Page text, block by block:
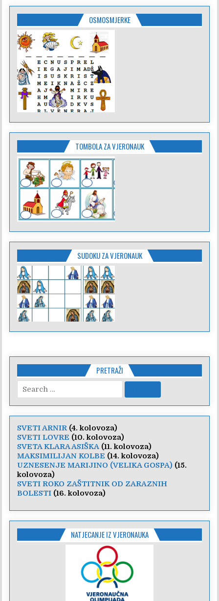
OSMOSMJERKE
TOMBOLA ZA VJERONAUK
SUDOKU ZA VJERONAUK
PRETRAŽI
Search
for:
SVETI ARNIR (4. kolovoza)
SVETI LOVRE (10. kolovoza)
SVETA KLARA ASIŠKA (11. kolovoza)
MAKSIMILIJAN KOLBE (14. kolovoza)
UZNESENJE MARIJINO (VELIKA GOSPA) (15.
kolovoza)
SVETI ROKO ZAŠTITNIK OD ZARAZNIH
BOLESTI (16. kolovoza)
NATJECANJE IZ VJERONAUKA